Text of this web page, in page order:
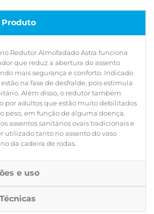
Produto
Redutor Almofadado Astra funciona
que reduz a abertura do assento
mais segurança e conforto. Indicado
na fase de desfralde, pois estimula
Além disso, o redutor também
por adultos que estão muito debilitados
peso, em função de alguma doença.
assentos sanitários ovais tradicionais e
utilizado tanto no assento do vaso
da cadeira de rodas.
e uso